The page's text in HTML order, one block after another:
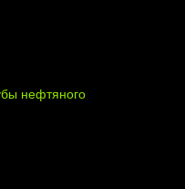
нефтяного